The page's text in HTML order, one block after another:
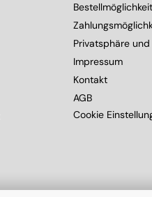
Privatsphäre
Impressum
Kontakt
AGB
Cookie